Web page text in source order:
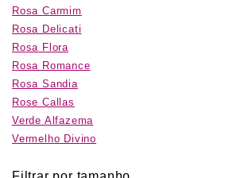
Rosa Carmim
Rosa Delicati
Rosa Flora
Rosa Romance
Rosa Sandia
Rose Callas
Verde Alfazema
Vermelho Divino